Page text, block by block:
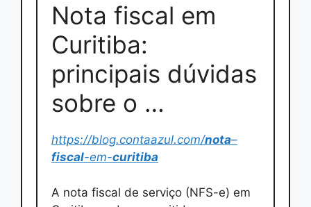
Nota fiscal em
Curitiba:
principais dúvidas
sobre o …
https://blog.contaazul.com/nota–
fiscal-em-curitiba
A nota fiscal de serviço (NFS-e) em